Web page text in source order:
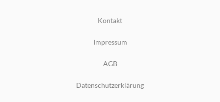
Kontakt
Impressum
AGB
Datenschutzerklärung